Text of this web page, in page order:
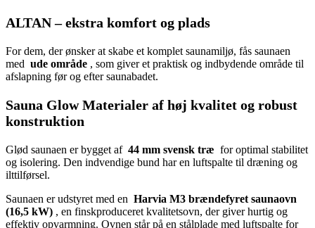
ALTAN – ekstra komfort og plads
For dem, der ønsker at skabe et komplet saunamiljø, fås saunaen
med ude område , som giver et praktisk og indbydende område til
afslapning før og efter saunabadet.
Sauna Glow Materialer af høj kvalitet og robust
konstruktion
Glød saunaen er bygget af 44 mm svensk træ for optimal stabilitet
og isolering. Den indvendige bund har en luftspalte til dræning og
ilttilførsel.
Saunaen er udstyret med en Harvia M3 brændefyret saunaovn
(16,5 kW) , en finskproduceret kvalitetsovn, der giver hurtig og
effektiv opvarmning. Ovnen står på en stålplade med luftspalte for